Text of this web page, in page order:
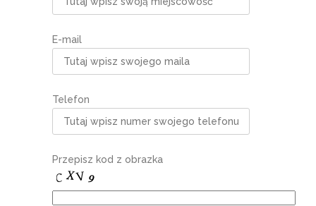
E-mail
Telefon
Przepisz kod z obrazka